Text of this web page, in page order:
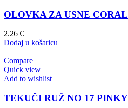
OLOVKA ZA USNE CORAL
2.26 €
Dodaj u košaricu
Compare
Quick view
Add to wishlist
TEKUČI RUŽ NO 17 PINKY